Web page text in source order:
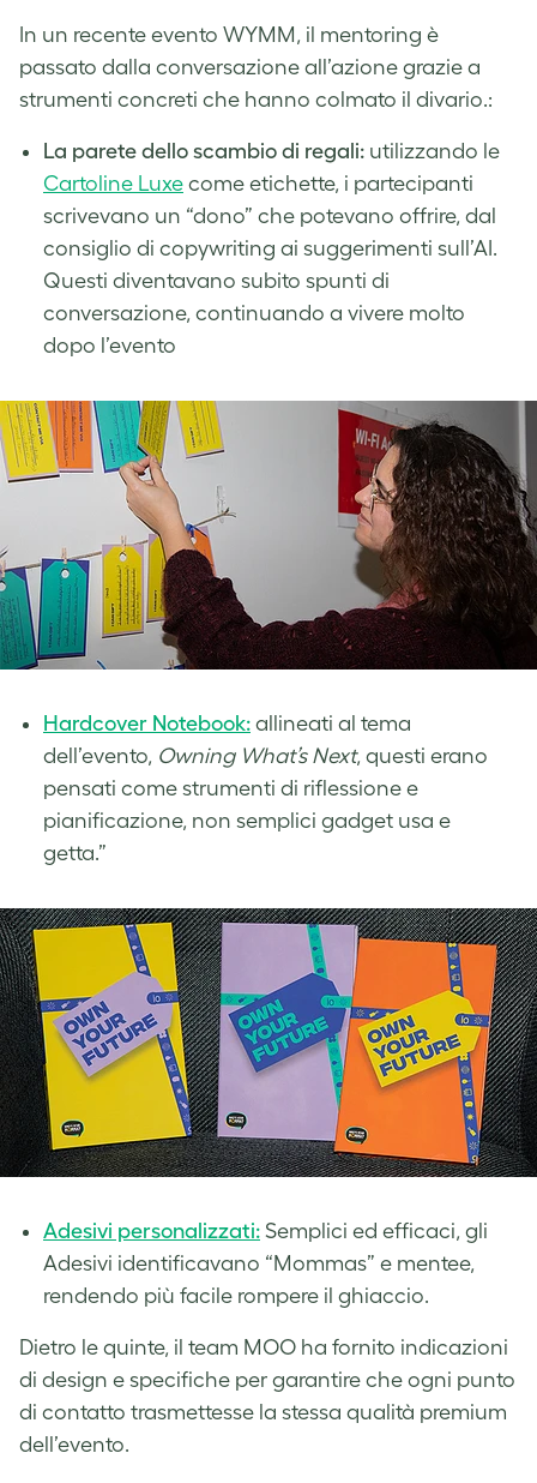
In un recente evento WYMM, il mentoring è
passato dalla conversazione all’azione grazie a
strumenti concreti che hanno colmato il divario.:
La parete dello scambio di regali: utilizzando le
Cartoline Luxe come etichette, i partecipanti
scrivevano un “dono” che potevano offrire, dal
consiglio di copywriting ai suggerimenti sull’AI.
Questi diventavano subito spunti di
conversazione, continuando a vivere molto
dopo l’evento
Hardcover Notebook: allineati al tema
dell’evento, Owning What’s Next, questi erano
pensati come strumenti di riflessione e
pianificazione, non semplici gadget usa e
getta.”
Adesivi personalizzati: Semplici ed efficaci, gli
Adesivi identificavano “Mommas” e mentee,
rendendo più facile rompere il ghiaccio.
Dietro le quinte, il team MOO ha fornito indicazioni
di design e specifiche per garantire che ogni punto
di contatto trasmettesse la stessa qualità premium
dell’evento.